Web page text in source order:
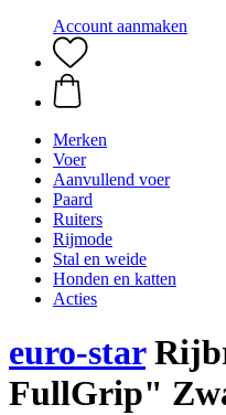
Account aanmaken
Merken
Voer
Aanvullend voer
Paard
Ruiters
Rijmode
Stal en weide
Honden en katten
Acties
euro-star
FullGrip"